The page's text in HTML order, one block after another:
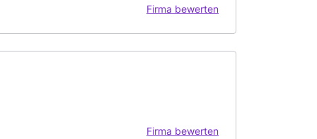
Firma bewerten
Firma bewerten